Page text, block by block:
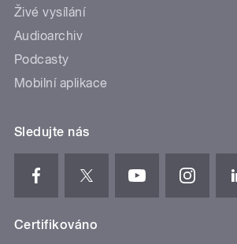
Živé vysílání
Audioarchiv
Podcasty
Mobilní aplikace
Sledujte nás
Certifikováno